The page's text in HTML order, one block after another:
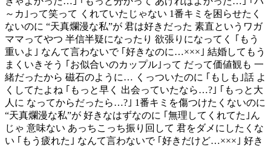
～カ｣って笑って くれていたじゃない 1番キミを困らせたく
ないのに “天真爛漫な私”が 君は好きだった 素直というワガ
ママってやつ 半信半疑になったり 欲張りになってく ｢もう
重いよ｣ なんて言わないで ｢好きなのに…×××｣ 結婚してもう
まくいきそう ｢お似合いのカップル｣って だって価値観も 一
緒だったから 磁石のように… くっついたのに ｢もしも｣話 よ
くしてたよね ｢もっと早く 出会っていたなら…?｣ ｢もっと大
人に なってからだったら…?｣ 1番キミを傷つけたくないのに
“天真爛漫な私”が 好きなはずなのに ｢無理してくれてた｣ん
じゃ 意味ない あっちこっち振り回して 君をダメにしたくな
い ｢もう疲れた｣ なんて言わないで ｢好きだけど…×××｣ 好き